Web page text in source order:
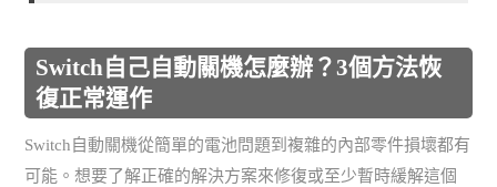
Switch自己自動關機怎麼辦？3個方法恢
復正常運作
Switch自動關機從簡單的電池問題到複雜的內部零件損壞都有
可能。想要了解正確的解決方案來修復或至少暫時緩解這個